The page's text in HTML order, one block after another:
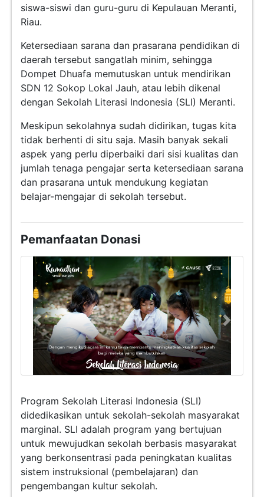
siswa-siswi dan guru-guru di Kepulauan Meranti,
Riau.
Ketersediaan sarana dan prasarana pendidikan di
daerah tersebut sangatlah minim, sehingga
Dompet Dhuafa memutuskan untuk mendirikan
SDN 12 Sokop Lokal Jauh, atau lebih dikenal
dengan Sekolah Literasi Indonesia (SLI) Meranti.
Meskipun sekolahnya sudah didirikan, tugas kita
tidak berhenti di situ saja. Masih banyak sekali
aspek yang perlu diperbaiki dari sisi kualitas dan
jumlah tenaga pengajar serta ketersediaan sarana
dan prasarana untuk mendukung kegiatan
belajar-mengajar di sekolah tersebut.
Pemanfaatan Donasi
Previous Next
Program Sekolah Literasi Indonesia (SLI)
didedikasikan untuk sekolah-sekolah masyarakat
marginal. SLI adalah program yang bertujuan
untuk mewujudkan sekolah berbasis masyarakat
yang berkonsentrasi pada peningkatan kualitas
sistem instruksional (pembelajaran) dan
pengembangan kultur sekolah.